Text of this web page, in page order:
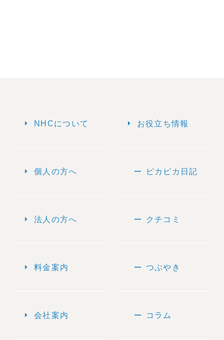
arrow_right NHCについて
arrow_right 個人の方へ
arrow_right 法人の方へ
arrow_right 料金案内
arrow_right 会社案内
arrow_right お役立ち情報
remove ピカピカ日記
remove クチコミ
remove つぶやき
remove コラム